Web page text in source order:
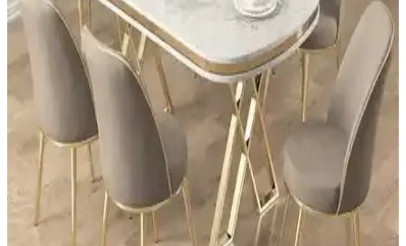
Effe Yapı Dekor'un gold ve siyah metal çerçeveli aynaları, farklı
boyut ve tasarımlarla ev dekorasyonunuza şıklık katıyor. Kullanıcı
yorumlarıyla ürünlerin avantajları ve olası sorunları detaylı
inceleniyor.
Ersan Dizayn Metal Çerçeve Gold Oval Ayaklı ve
Eskitme Boy Aynaları Karşılaştırması
Ersan Dizayn'ın 70x180 ve 65x180 boyutlarındaki metal çerçeveli
aynalarını karşılaştırıyoruz. Modern ve şık tasarımlarıyla yaşam
alanınıza zarif dokunuşlar katıyorlar.
Asse Kare Çizgi Desenli Gold Pleksi Beyaz Modern
Dekoratif Duvar Saati